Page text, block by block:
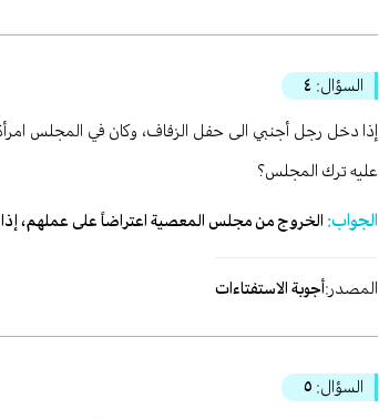
السؤال: ٤
إذا دخل رجل أجنبي الى حفل الزفاف، وكان في المجلس
عليه ترك المجلس؟
الجواب: الخروج من مجلس المعصية اعتراضاً على عملهم، إذا
المصدر:أجوبة الاستفتاءات
السؤال: ٥